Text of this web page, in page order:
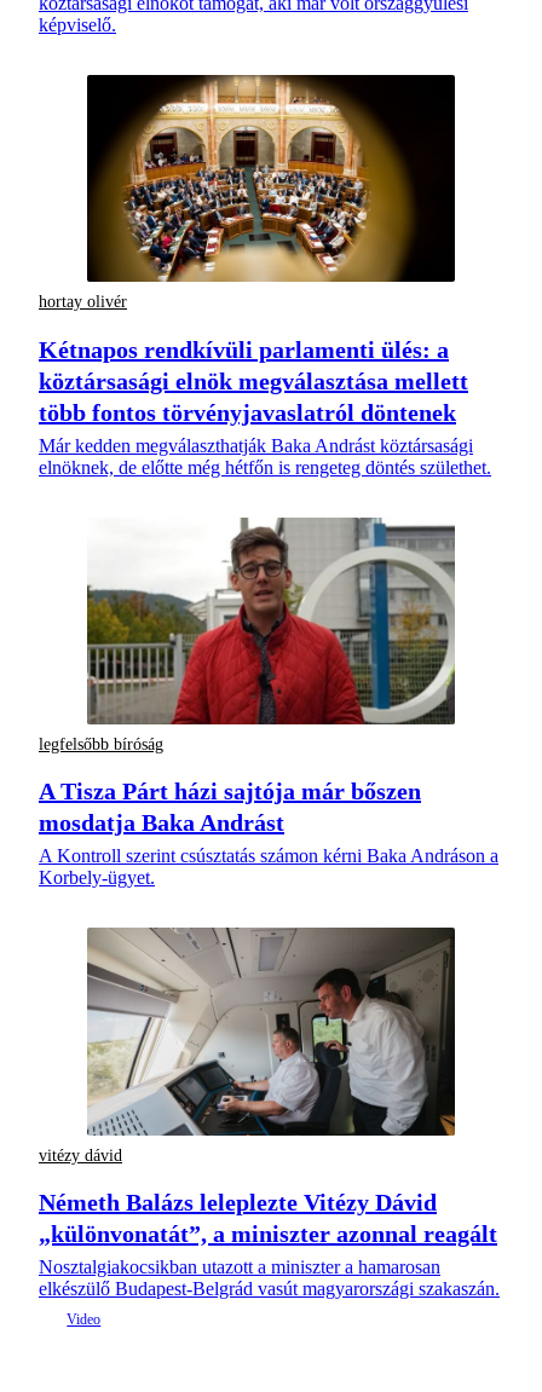
képviselő.
hortay olivér
Kétnapos rendkívüli parlamenti ülés: a
köztársasági elnök megválasztása mellett
több fontos törvényjavaslatról döntenek
Már kedden megválaszthatják Baka Andrást köztársasági
elnöknek, de előtte még hétfőn is rengeteg döntés születhet.
legfelsőbb bíróság
A Tisza Párt házi sajtója már bőszen
mosdatja Baka Andrást
A Kontroll szerint csúsztatás számon kérni Baka Andráson a
Korbely-ügyet.
vitézy dávid
Németh Balázs leleplezte Vitézy Dávid
„különvonatát”, a miniszter azonnal reagált
Nosztalgiakocsikban utazott a miniszter a hamarosan
elkészülő Budapest-Belgrád vasút magyarországi szakaszán.